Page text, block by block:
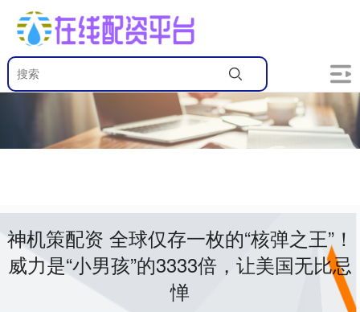
神机策配资 全球仅存一枚的“核弹之王”！
威力是“小男孩”的3333倍，让美国无比忌
惮